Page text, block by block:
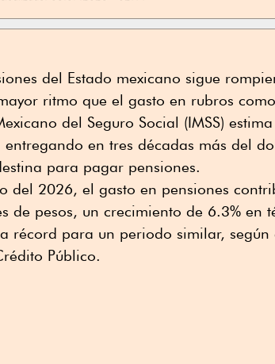
del Estado mexicano sigue
ritmo que el gasto en rubros
del Seguro Social (IMSS)
en tres décadas más del
para pagar pensiones.
del 2026, el gasto en pensiones
de pesos, un crecimiento de 6.3% en
récord para un periodo similar, según
Público.